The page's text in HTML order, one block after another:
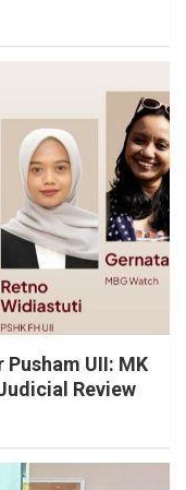
UII: MK
Review